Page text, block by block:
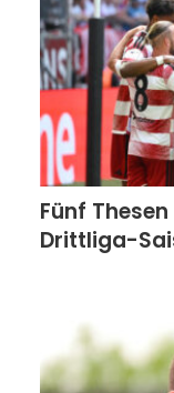
Fünf
Drittliga-